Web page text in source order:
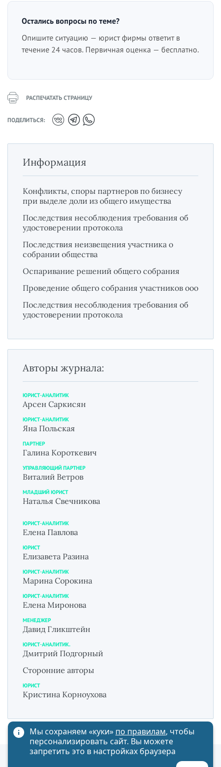
Остались вопросы по теме?
Опишите ситуацию — юрист фирмы ответит в
течение 24 часов. Первичная оценка — бесплатно.
РАСПЕЧАТАТЬ СТРАНИЦУ
ПОДЕЛИТЬСЯ:
Информация
Конфликты, споры партнеров по бизнесу
при выделе доли из общего имущества
Последствия несоблюдения требования об
удостоверении протокола
Последствия неизвещения участника о
собрании общества
Оспаривание решений общего собрания
Проведение общего собрания участников ооо
Последствия несоблюдения требования об
удостоверении протокола
Авторы журнала:
ЮРИСТ-АНАЛИТИК
Арсен Саркисян
ЮРИСТ-АНАЛИТИК
Яна Польская
ПАРТНЕР
Галина Короткевич
УПРАВЛЯЮЩИЙ ПАРТНЕР
Виталий Ветров
МЛАДШИЙ ЮРИСТ
Наталья Свечникова
ЮРИСТ-АНАЛИТИК
Елена Павлова
ЮРИСТ
Елизавета Разина
ЮРИСТ-АНАЛИТИК
Марина Сорокина
ЮРИСТ-АНАЛИТИК
Елена Миронова
МЕНЕДЖЕР
Давид Гликштейн
ЮРИСТ-АНАЛИТИК.
Дмитрий Подгорный
Сторонние авторы
ЮРИСТ
Кристина Корноухова
Политика обработки персональных данных
Мы сохраняем «куки» по правилам, чтобы
персонализировать сайт. Вы можете
запретить это в настройках браузера